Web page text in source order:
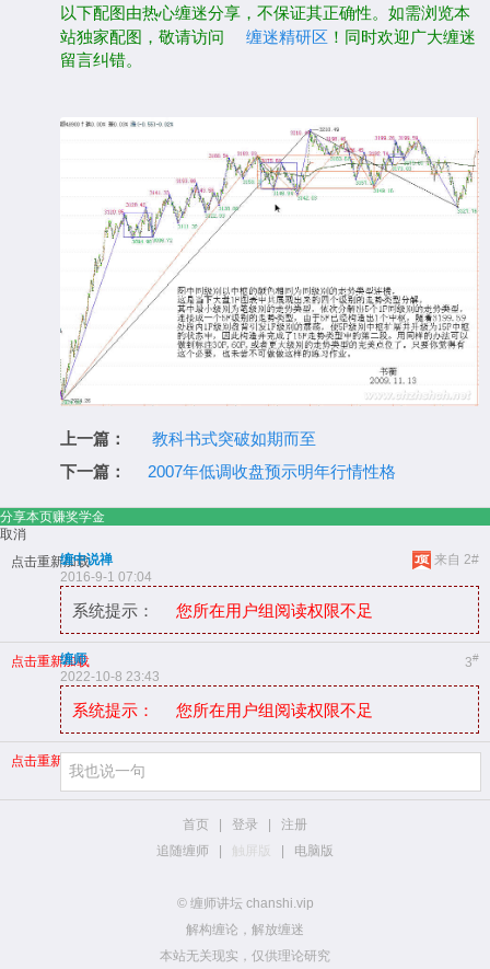
以下配图由热心缠迷分享，不保证其正确性。如需浏览本
站独家配图，敬请访问
缠迷精研区 ！同时欢迎广大缠迷
留言纠错。
上一篇：
教科书式突破如期而至
下一篇：
2007年低调收盘预示明年行情性格
分享本页赚奖学金
取消
点击重新加载
来自 2#
缠中说禅
2016-9-1 07:04
系统提示： 您所在用户组阅读权限不足
点击重新加载 3#
缠师
2022-10-8 23:43
系统提示： 您所在用户组阅读权限不足
点击重新加载
首页 | 登录 |
注册
追随缠师
| 触屏版 | 电脑版
© 缠师讲坛 chanshi.vip
解构缠论，解放缠迷
本站无关现实，仅供理论研究